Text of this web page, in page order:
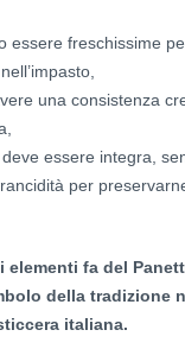
essere freschissime
una consistenza
essere integra,
per
elementi fa del
della tradizione
italiana.